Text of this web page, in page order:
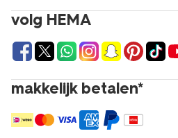
volg HEMA
makkelijk betalen*